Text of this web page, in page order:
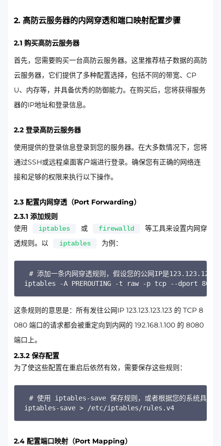
2. 高防云服务器的内网穿透和端口映射配置步骤
2.1 购买高防云服务器
首先，您需要购买一台高防云服务器。这里推荐桔子数据的高防
云服务器，它们提供了多种配置选择，包括不同的带宽、CP
U、内存等，并具备优秀的防御能力。在购买后，您将获得服务
器的IP地址和登录信息。
2.2 登录高防云服务器
使用提供的登录信息登录到您的服务器。在大多数情况下，您将
通过SSH或远程桌面客户端进行登录。确保您有正确的网络连
接和足够的权限来执行以下操作。
2.3 配置内网穿透（Port Forwarding）
2.3.1 添加规则
使用
iptables 或 firewalld
等工具来设置内网穿
透规则。以
iptables 为例：
# 添加一条内网穿透规则，假设您的公网IP是
iptables -A PREROUTING -t raw -p tcp --dport
Copy
这条规则的意思是：所有发往公网IP 123.123.123.123 的 TCP 8
080 端口的请求都会被重定向到内网的 192.168.1.100 的 8080
端口上。
2.3.2 保存配置
为了使这些配置在重启后依然有效，需要保存这些规则：
# 使用 iptables-save 保存规则，或者根据您的系统具体配
iptables-save > /etc/iptables/rules.v4
Copy
2.4 配置端口映射（Port Mapping）